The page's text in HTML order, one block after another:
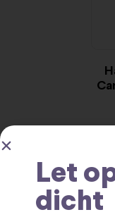
Let
dicht